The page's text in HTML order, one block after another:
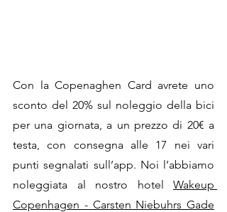
Con la Copenaghen Card avrete uno
sconto del 20% sul noleggio della bici
per una giornata, a un prezzo di 20€ a
testa, con consegna alle 17 nei vari
punti segnalati sull’app. Noi l’abbiamo
noleggiata al nostro hotel Wakeup
Copenhagen - Carsten Niebuhrs Gade